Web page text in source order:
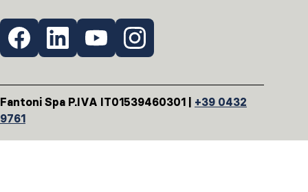
Fantoni Spa P.IVA IT01539460301 | +39 0432
9761